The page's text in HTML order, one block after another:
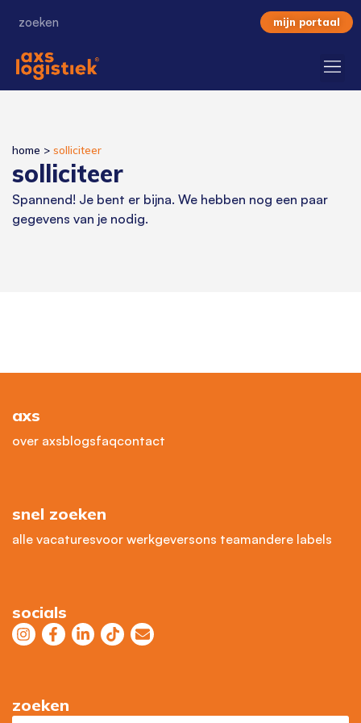
mijn portaal
home > solliciteer
solliciteer
Spannend! Je bent er bijna. We hebben nog een paar
gegevens van je nodig.
axs
over axsblogsfaqcontact
snel zoeken
alle vacaturesvoor werkgeversons teamandere labels
socials
zoeken